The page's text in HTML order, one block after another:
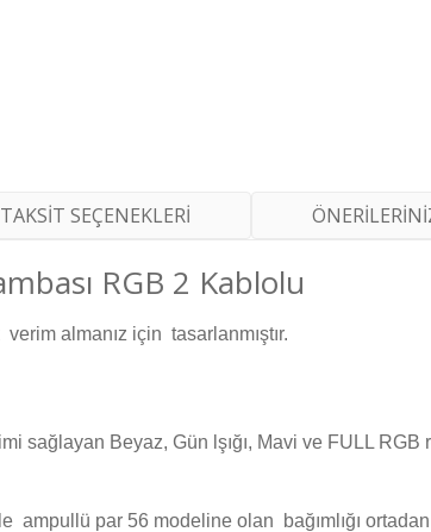
TAKSİT SEÇENEKLERİ
RGB 2 Kablolu
almanız için tasarlanmıştır.
sağlayan Beyaz, Gün lşığı, Mavi ve FULL
par 56 modeline olan bağımlığı